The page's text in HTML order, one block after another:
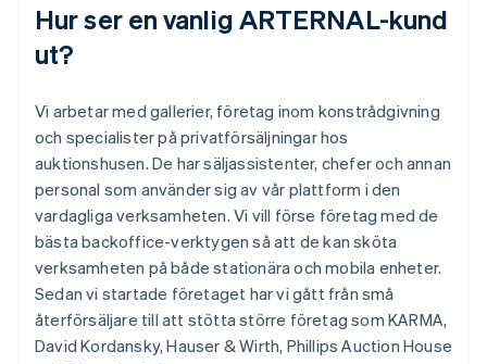
Hur ser en vanlig ARTERNAL-kund
ut?
Vi arbetar med gallerier, företag inom konstrådgivning
och specialister på privatförsäljningar hos
auktionshusen. De har säljassistenter, chefer och annan
personal som använder sig av vår plattform i den
vardagliga verksamheten. Vi vill förse företag med de
bästa backoffice-verktygen så att de kan sköta
verksamheten på både stationära och mobila enheter.
Sedan vi startade företaget har vi gått från små
återförsäljare till att stötta större företag som KARMA,
David Kordansky, Hauser & Wirth, Phillips Auction House